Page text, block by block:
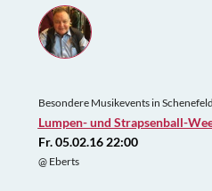
Besondere Musikevents in Schenefeld
Lumpen- und Strapsenball-
Fr. 05.02.16 22:00
@ Eberts